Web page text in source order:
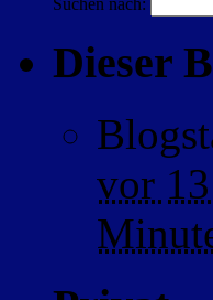
Dieser
vor